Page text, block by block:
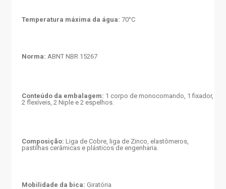
Temperatura máxima da água: 70°C
Norma: ABNT NBR 15267
Conteúdo da embalagem: 1 corpo de monocomando, 1 fixador,
2 flexíveis, 2 Niple e 2 espelhos.
Composição: Liga de Cobre, liga de Zinco, elastômeros,
pastilhas cerâmicas e plásticos de engenharia.
Mobilidade da bica: Giratória